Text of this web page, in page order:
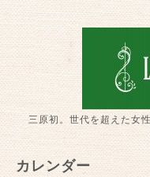
三原初。世代を超えた女
カレンダー